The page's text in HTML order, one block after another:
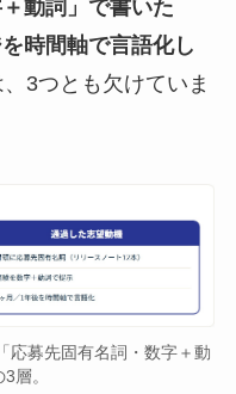
動詞」で書いた
時間軸で言語化し
3つとも欠けていま
応募先固有名詞・数字＋動
層。